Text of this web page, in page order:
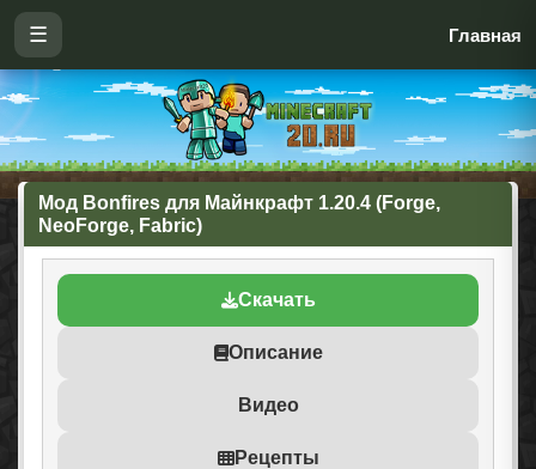
☰ Главная
Мод Bonfires для Майнкрафт 1.20.4 (Forge,
NeoForge, Fabric)
Скачать
Описание
Видео
Рецепты